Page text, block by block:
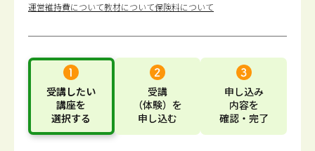
運営維持費について教材について保険料について
受講したい
講座を
選択する
受講
（体験） を
申し込む
申し込み
内容を
確認・完了